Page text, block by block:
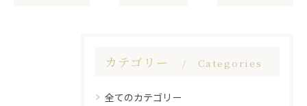
カテゴリー Categories
全てのカテゴリー